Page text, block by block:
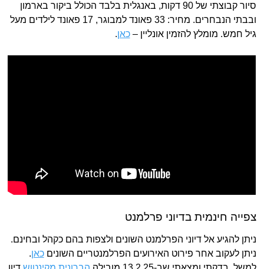
סיור קבוצתי של 90 דקות, באנגלית בלבד הכולל ביקור בארמון
ובבתי הנבחרים. מחיר: 33 פאונד למבוגר, 17 פאונד לילדים מעל
גיל חמש. מומלץ להזמין אונליין –כאן.
צפייה חינמית בדיוני פרלמנט
ניתן להגיע אל דיוני הפרלמנט השונים ולצפות בהם כקהל ובחינם.
ניתן לעקוב אחר פירוט האירועים הפרלמנטריים השוניםכאן.